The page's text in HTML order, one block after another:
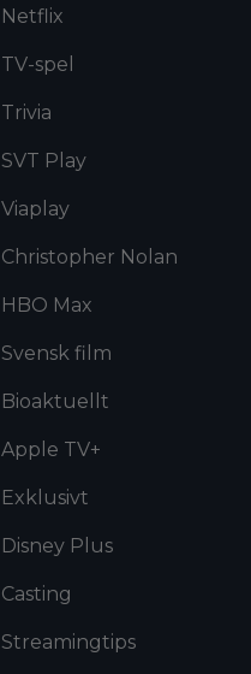
Netflix
TV-spel
Trivia
SVT Play
Viaplay
Christopher Nolan
HBO Max
Svensk film
Bioaktuellt
Apple TV+
Exklusivt
Disney Plus
Casting
Streamingtips